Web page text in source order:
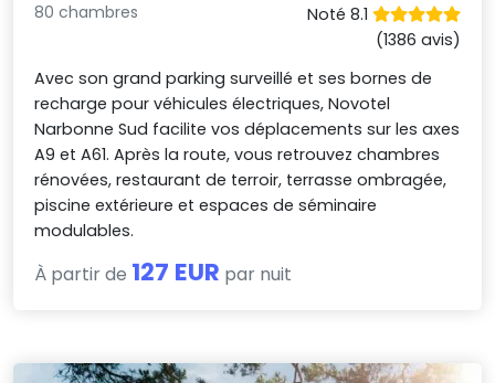
80 chambres
Noté 8.1
(1386 avis)
Avec son grand parking surveillé et ses bornes de
recharge pour véhicules électriques, Novotel
Narbonne Sud facilite vos déplacements sur les axes
A9 et A61. Après la route, vous retrouvez chambres
rénovées, restaurant de terroir, terrasse ombragée,
piscine extérieure et espaces de séminaire
modulables.
À partir de 127 EUR par nuit